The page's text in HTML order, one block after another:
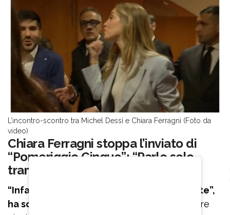
L’incontro-scontro tra Michel Dessì e Chiara Ferragni (Foto da
video)
Chiara Ferragni stoppa l’inviato di
“Pomeriggio Cinque”: “Parlo solo
tramite i miei social”
“Infatti non voglio chiederle di cose private”,
ha sottolineato il giornalista
prima di essere